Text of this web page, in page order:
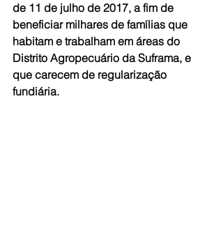
de 11 de julho de 2017, a fim de
beneficiar milhares de famílias que
habitam e trabalham em áreas do
Distrito Agropecuário da Suframa, e
que carecem de regularização
fundiária.